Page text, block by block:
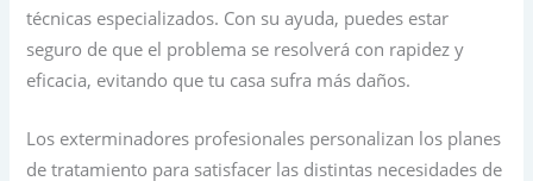
técnicas especializados. Con su ayuda, puedes estar
seguro de que el problema se resolverá con rapidez y
eficacia, evitando que tu casa sufra más daños.
Los exterminadores profesionales personalizan los planes
de tratamiento para satisfacer las distintas necesidades de